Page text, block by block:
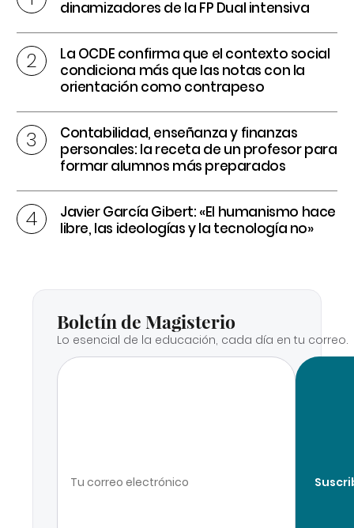
dinamizadores de la FP Dual intensiva
La OCDE confirma que el contexto social
condiciona más que las notas con la
orientación como contrapeso
Contabilidad, enseñanza y finanzas
personales: la receta de un profesor para
formar alumnos más preparados
Javier García Gibert: «El humanismo hace
libre, las ideologías y la tecnología no»
Boletín de Magisterio
Lo esencial de la educación, cada día en tu correo.